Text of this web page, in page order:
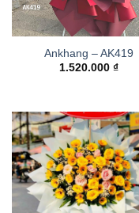
Ankhang – AK419
1.520.000 ₫